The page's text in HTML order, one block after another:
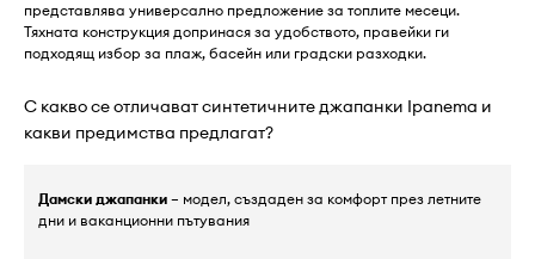
представлява универсално предложение за топлите месеци.
Тяхната конструкция допринася за удобството, правейки ги
подходящ избор за плаж, басейн или градски разходки.
С какво се отличават синтетичните джапанки Ipanema и
какви предимства предлагат?
Дамски джапанки – модел, създаден за комфорт през летните
дни и ваканционни пътувания